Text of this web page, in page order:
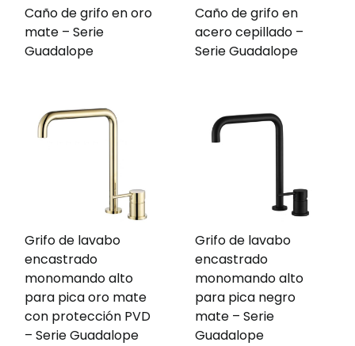
Caño de grifo en oro
mate – Serie
Guadalope
Caño de grifo en
acero cepillado –
Serie Guadalope
Grifo de lavabo
encastrado
monomando alto
para pica oro mate
con protección PVD
– Serie Guadalope
Grifo de lavabo
encastrado
monomando alto
para pica negro
mate – Serie
Guadalope